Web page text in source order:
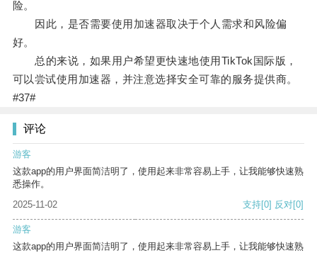
险。
因此，是否需要使用加速器取决于个人需求和风险偏
好。
总的来说，如果用户希望更快速地使用TikTok国际版，
可以尝试使用加速器，并注意选择安全可靠的服务提供商。
#37#
评论
游客
这款app的用户界面简洁明了，使用起来非常容易上手，让我能够快速熟
悉操作。
2025-11-02
支持[0] 反对[0]
游客
这款app的用户界面简洁明了，使用起来非常容易上手，让我能够快速熟